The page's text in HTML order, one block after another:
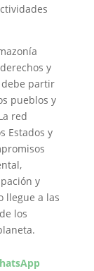
y
partir
pueblos y
red
Estados y
y
llegue a las
los